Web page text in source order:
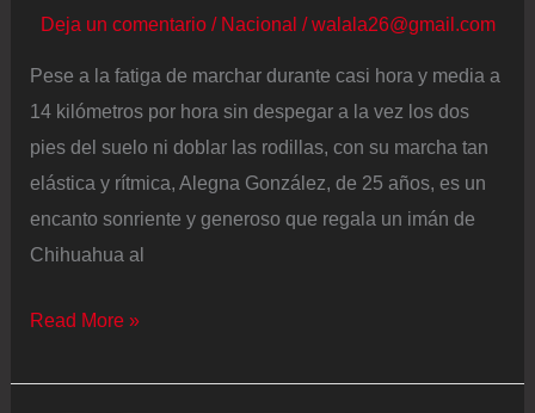
Deja un comentario / Nacional /walala26@gmail.com
Pese a la fatiga de marchar durante casi hora y media a
14 kilómetros por hora sin despegar a la vez los dos
pies del suelo ni doblar las rodillas, con su marcha tan
elástica y rítmica, Alegna González, de 25 años, es un
encanto sonriente y generoso que regala un imán de
Chihuahua al
Alegna
subcampeona
Read More »